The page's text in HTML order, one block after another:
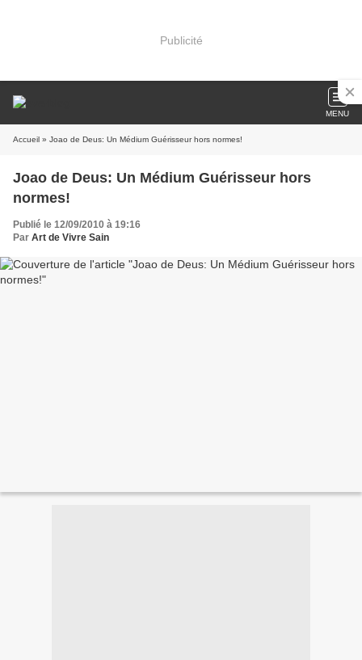
Publicité
MENU
Accueil » Joao de Deus: Un Médium Guérisseur hors normes!
Joao de Deus: Un Médium Guérisseur hors
normes!
Publié le 12/09/2010 à 19:16
Par Art de Vivre Sain